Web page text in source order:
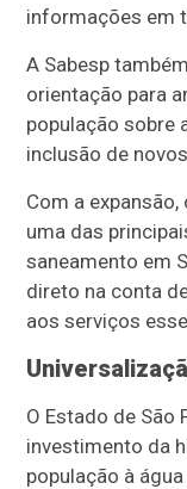
informações em
A Sabesp
orientação para
população sobre
inclusão de
Com a
uma das
saneamento em
direto na conta
aos serviços
O Estado de São
investimento da
população à